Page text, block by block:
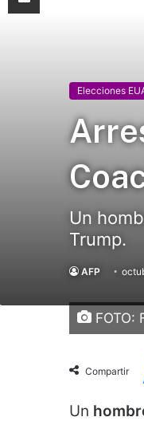
Elecciones
Un
Trump.
AFP
FOTO:
Compartir
Un